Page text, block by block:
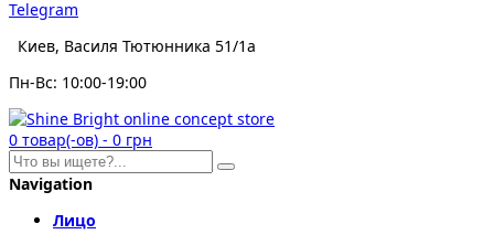
Telegram
Киев, Василя Тютюнника 51/1а
Пн-Вс: 10:00-19:00
0 товар(-ов) - 0 грн
Navigation
Лицо